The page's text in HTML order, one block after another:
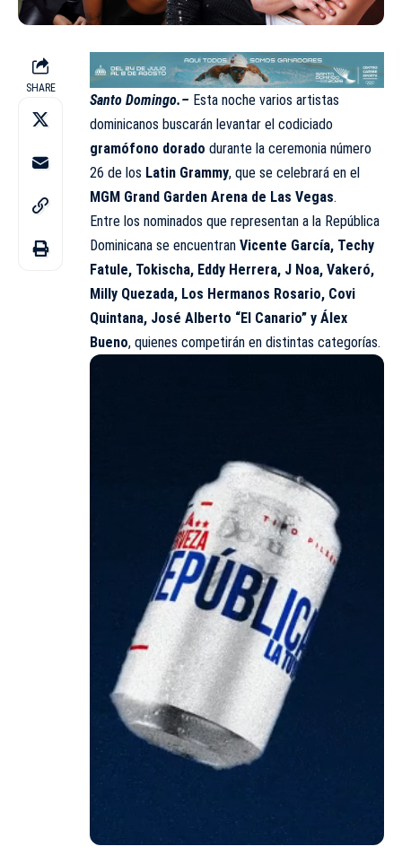
SHARE
Santo Domingo.– Esta noche varios artistas
dominicanos buscarán levantar el codiciado
gramófono dorado durante la ceremonia número
26 de los Latin Grammy, que se celebrará en el
MGM Grand Garden Arena de Las Vegas.
Entre los nominados que representan a la República
Dominicana se encuentran Vicente García, Techy
Fatule, Tokischa, Eddy Herrera, J Noa, Vakeró,
Milly Quezada, Los Hermanos Rosario, Covi
Quintana, José Alberto “El Canario” y Álex
Bueno, quienes competirán en distintas categorías.